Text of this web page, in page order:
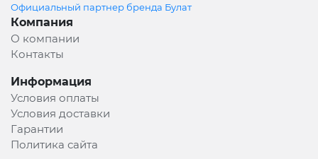
Официальный партнер бренда Булат
Компания
О компании
Контакты
Информация
Условия оплаты
Условия доставки
Гарантии
Политика сайта